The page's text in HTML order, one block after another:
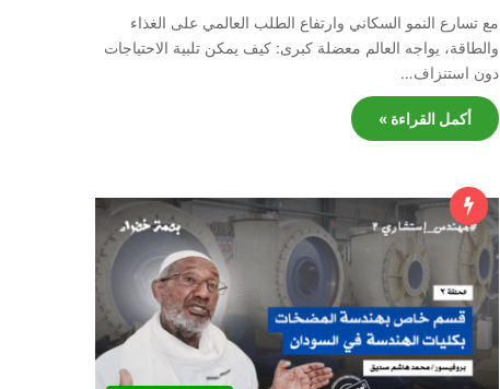
مع تسارع النمو السكاني وارتفاع الطلب العالمي على الغذاء
والطاقة، يواجه العالم معضلة كبرى: كيف يمكن تلبية الاحتياجات
دون استنزاف…
أكمل القراءة »